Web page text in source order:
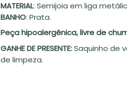
MATERIAL: Semijoia em liga
BANHO: Prata.
Peça hipoalergênica, livre de
GANHE DE PRESENTE:Saquinho de
de limpeza.